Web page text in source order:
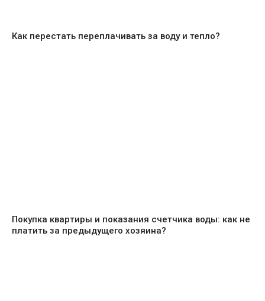
Как перестать переплачивать за воду и тепло?
Покупка квартиры и показания счетчика воды: как не
платить за предыдущего хозяина?